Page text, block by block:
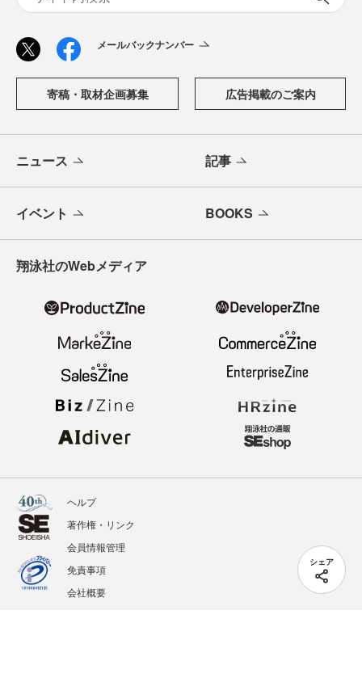
シェア
メールバックナンバー
寄稿・取材企画募集 広告掲載のご案内
ニュース 記事
イベント BOOKS
翔泳社のWebメディア
ヘルプ
著作権・リンク
会員情報管理
免責事項
会社概要